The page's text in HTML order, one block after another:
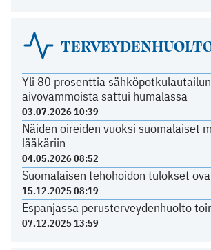
Yli 80 prosenttia
aivovammoista sattui humalassa
03.07.2026 10:39
Näiden oireiden vuoksi suomalaiset
lääkäriin
04.05.2026 08:52
Suomalaisen tehohoidon tulokset
15.12.2025 08:19
Espanjassa perusterveydenhuolto
07.12.2025 13:59